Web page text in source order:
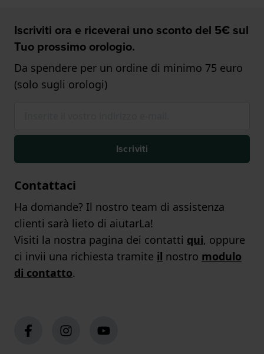
Iscriviti ora e riceverai uno sconto del 5€ sul
Tuo prossimo orologio.
Da spendere per un ordine di minimo 75 euro
(solo sugli orologi)
Iscriviti
Contattaci
Ha domande? Il nostro team di assistenza
clienti sarà lieto di aiutarLa!
Visiti la nostra pagina dei contatti qui, oppure
ci invii una richiesta tramite il nostro modulo
di contatto.